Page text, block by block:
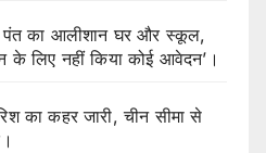
का आलीशान घर और स्कूल,
के लिए नहीं किया कोई आवेदन’।
का कहर जारी, चीन सीमा से